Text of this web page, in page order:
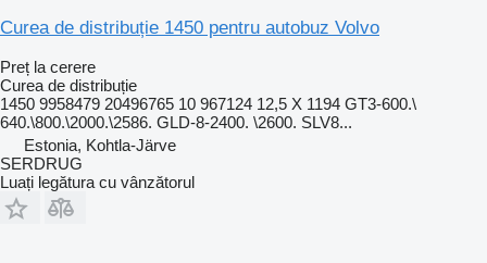
Curea de distribuție 1450 pentru autobuz Volvo
Preț la cerere
Curea de distribuție
1450 9958479 20496765 10 967124 12,5 X 1194 GT3-600.\
640.\800.\2000.\2586. GLD-8-2400. \2600. SLV8...
Estonia, Kohtla-Järve
SERDRUG
Luați legătura cu vânzătorul